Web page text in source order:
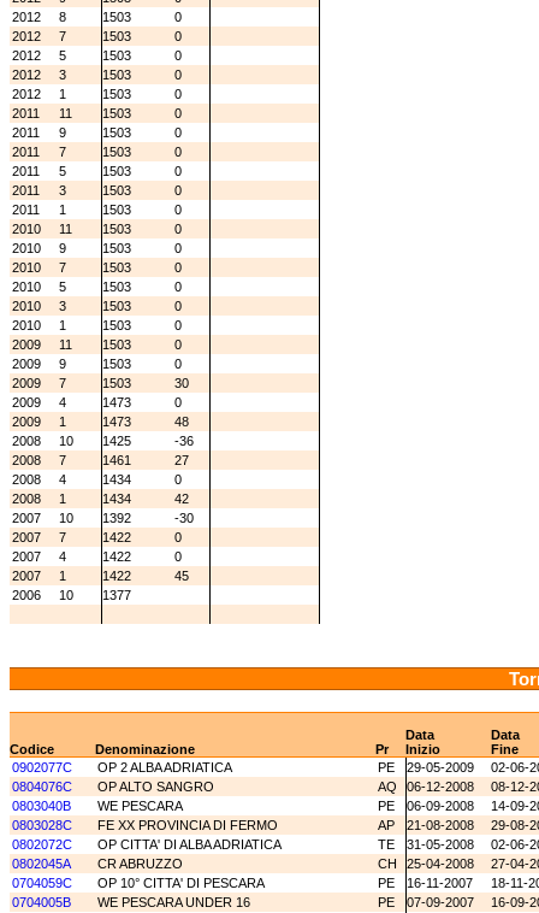
2012
8 1503
0
2012
7 1503
0
2012
5 1503
0
2012
3 1503
0
2012
1 1503
0
2011
11 1503
0
2011
9 1503
0
2011
7 1503
0
2011
5 1503
0
2011
3 1503
0
2011
1 1503
0
2010
11 1503
0
2010
9 1503
0
2010
7 1503
0
2010
5 1503
0
2010
3 1503
0
2010
1 1503
0
2009
11 1503
0
2009
9 1503
0
2009
7 1503
30
2009
4 1473
0
2009
1 1473
48
2008
10 1425
-36
2008
7 1461
27
2008
4 1434
0
2008
1 1434
42
2007
10 1392
-30
2007
7 1422
0
2007
4 1422
0
2007
1 1422
45
2006
10 1377
Data
Data
Codice
Denominazione Pr Inizio
Fine
0902077C
OP 2 ALBA ADRIATICA PE 29-05-2009
02-06-
0804076C
OP ALTO SANGRO AQ 06-12-2008
08-12-
0803040B
WE PESCARA PE 06-09-2008
14-09-
0803028C
FE XX PROVINCIA DI FERMO AP 21-08-2008
29-08-
0802072C
OP CITTA' DI ALBA ADRIATICA TE 31-05-2008
02-06-
0802045A
CR ABRUZZO CH 25-04-2008
27-04-
0704059C
OP 10° CITTA' DI PESCARA PE 16-11-2007
18-11-
0704005B
WE PESCARA UNDER 16 PE 07-09-2007
16-09-